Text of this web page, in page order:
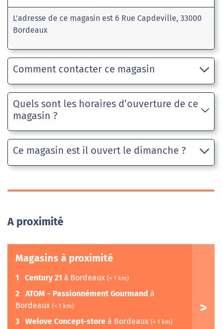
L'adresse de ce magasin est 6 Rue Capdeville, 33000
Bordeaux
Comment contacter ce magasin
Quels sont les horaires d’ouverture de ce
magasin ?
Ce magasin est il ouvert le dimanche ?
A proximité
Magasins à proximité
1 Century 21 à Bordeaux (< 1 km)
2 ATOM - Passionnément Gourmand à
Bordeaux (< 1 km)
3 Welove Concept-store à Bordeaux (< 1 km)